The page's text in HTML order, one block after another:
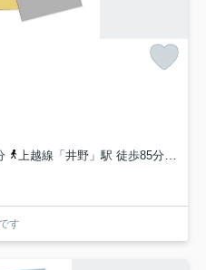
上越線「井野」駅 徒歩85分
す